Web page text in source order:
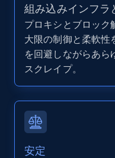
12K+ 1.3K+
Zillow properties
Zpid, City, State,
and more.
組み込みインフラ
プロキシとブロック
大限の制御と柔軟性
を回避しながらあら
スクレイプ。
安定